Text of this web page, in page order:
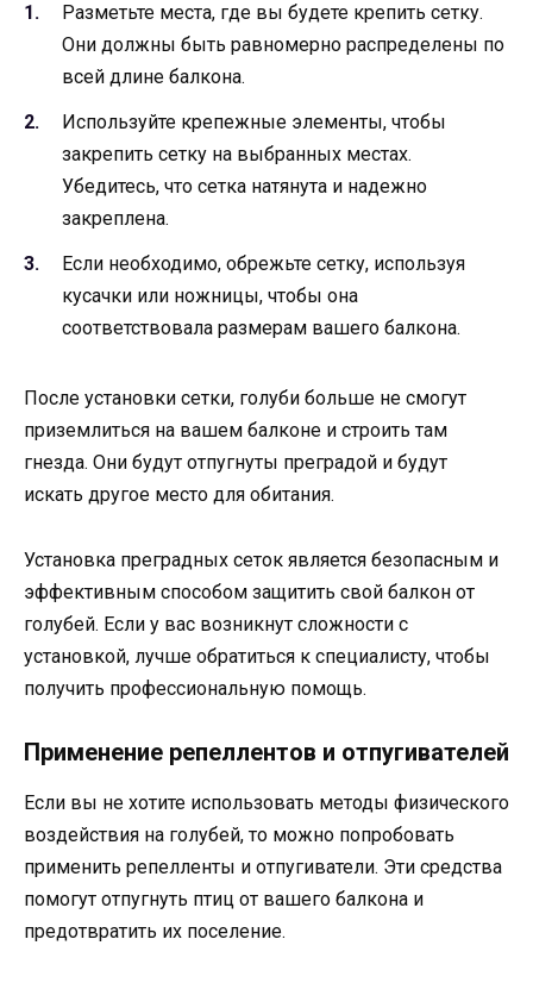
Разметьте места, где вы будете крепить сетку.
Они должны быть равномерно распределены по
всей длине балкона.
Используйте крепежные элементы, чтобы
закрепить сетку на выбранных местах.
Убедитесь, что сетка натянута и надежно
закреплена.
Если необходимо, обрежьте сетку, используя
кусачки или ножницы, чтобы она
соответствовала размерам вашего балкона.
После установки сетки, голуби больше не смогут
приземлиться на вашем балконе и строить там
гнезда. Они будут отпугнуты преградой и будут
искать другое место для обитания.
Установка преградных сеток является безопасным и
эффективным способом защитить свой балкон от
голубей. Если у вас возникнут сложности с
установкой, лучше обратиться к специалисту, чтобы
получить профессиональную помощь.
Применение репеллентов и отпугивателей
Если вы не хотите использовать методы физического
воздействия на голубей, то можно попробовать
применить репелленты и отпугиватели. Эти средства
помогут отпугнуть птиц от вашего балкона и
предотвратить их поселение.